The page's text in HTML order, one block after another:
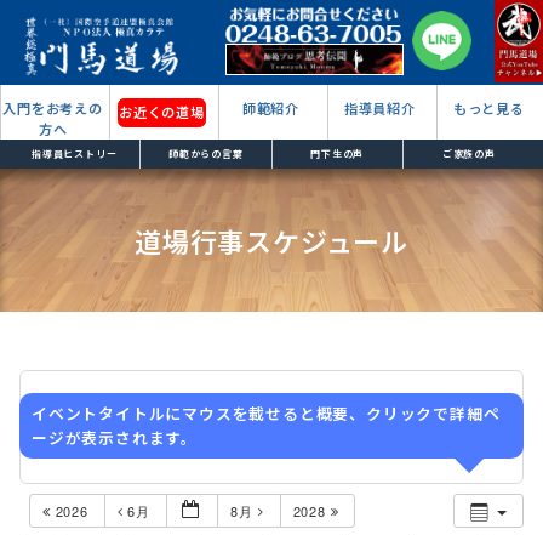
入門をお考えの
方へ
お近くの道場 師範紹介 指導員紹介 もっと見る
指導員ヒストリー 師範からの言葉 門下生の声 ご家族の声
道場行事スケジュール
イベントタイトルにマウスを載せると概要、クリックで詳細ペ
ージが表示されます。
2026 6月 8月 2028